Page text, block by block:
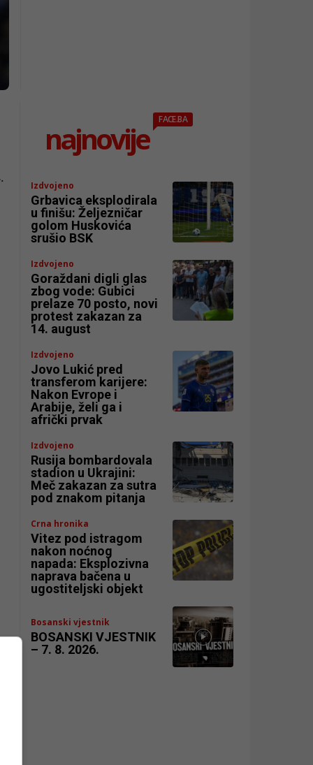
najnovije
FACE.BA
Izdvojeno
Grbavica eksplodirala
u finišu: Željezničar
golom Huskovića
srušio BSK
Izdvojeno
Goraždani digli glas
zbog vode: Gubici
prelaze 70 posto, novi
protest zakazan za
14. august
Izdvojeno
Jovo Lukić pred
transferom karijere:
Nakon Evrope i
Arabije, želi ga i
afrički prvak
Izdvojeno
Rusija bombardovala
stadion u Ukrajini:
Meč zakazan za sutra
pod znakom pitanja
Crna hronika
Vitez pod istragom
nakon noćnog
napada: Eksplozivna
naprava bačena u
ugostiteljski objekt
Bosanski vjestnik
BOSANSKI VJESTNIK
– 7. 8. 2026.